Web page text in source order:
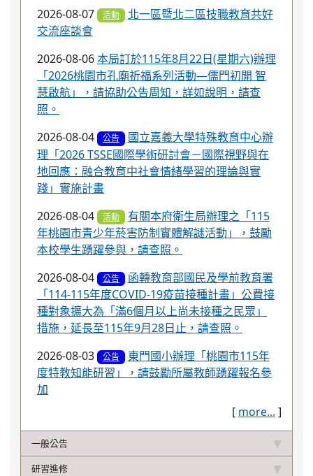
2026-08-07
活動
北一區暨北二區技職教育共好
交流座談會
2026-08-06本局訂於115年8月22日(星期六)辦理
「2026桃園市孔廟祈福系列活動—儒門初開 智
慧啟航」，請協助公告周知，詳如說明，請查
照。
2026-08-04
公告
國立嘉義大學特殊教育中心辦
理「2026 TSSE國際學術研討會－國際視野與在
地回應：融合教育中社會情緒學習的理論與實
踐」實施計畫
2026-08-04
活動
有關本府衛生局辦理之「115
年桃園市青少年菸害防制實體解謎活動」，鼓勵
本校學生踴躍參與，請查照。
2026-08-04
公告
函轉教育部國民及學前教育署
「114-115年度COVID-19疫苗接種計畫」公費接
種對象擴大為「滿6個月以上尚未接種之民眾」
措施，延長至115年9月28日止，請查照。
2026-08-03
公告
東門國小辦理「桃園市115年
度特教知能研習」，請鼓勵所屬教師踴躍報名參
加
[ more... ]
一般公告
研習進修